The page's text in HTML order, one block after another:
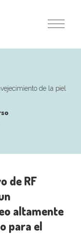
de la piel
de RF
altamente
para el